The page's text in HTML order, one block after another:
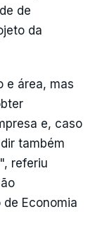
de
da
e área, mas
e, caso
também
referiu
Economia